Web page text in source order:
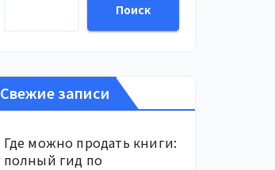
Поиск
Свежие записи
Где можно продать книги:
полный гид по